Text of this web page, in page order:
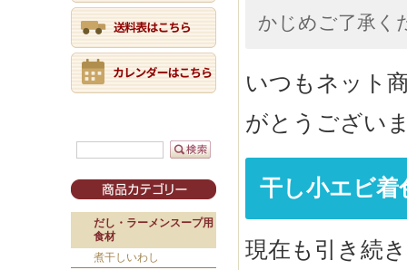
だし・ラーメンスープ用
食材
煮干しいわし
かじめご了承く
いつもネット
がとうござい
干し小エビ
現在も引き続き